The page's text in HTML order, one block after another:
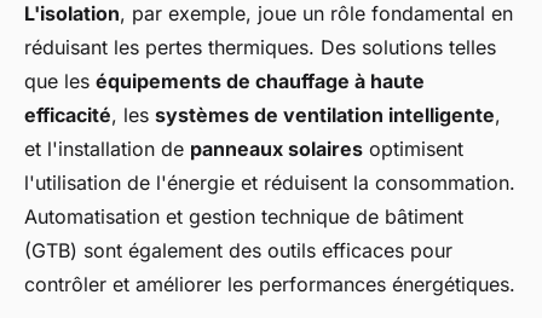
L'isolation, par exemple, joue un rôle fondamental en
réduisant les pertes thermiques. Des solutions telles
que les équipements de chauffage à haute
efficacité, les systèmes de ventilation intelligente,
et l'installation de panneaux solaires optimisent
l'utilisation de l'énergie et réduisent la consommation.
Automatisation et gestion technique de bâtiment
(GTB) sont également des outils efficaces pour
contrôler et améliorer les performances énergétiques.